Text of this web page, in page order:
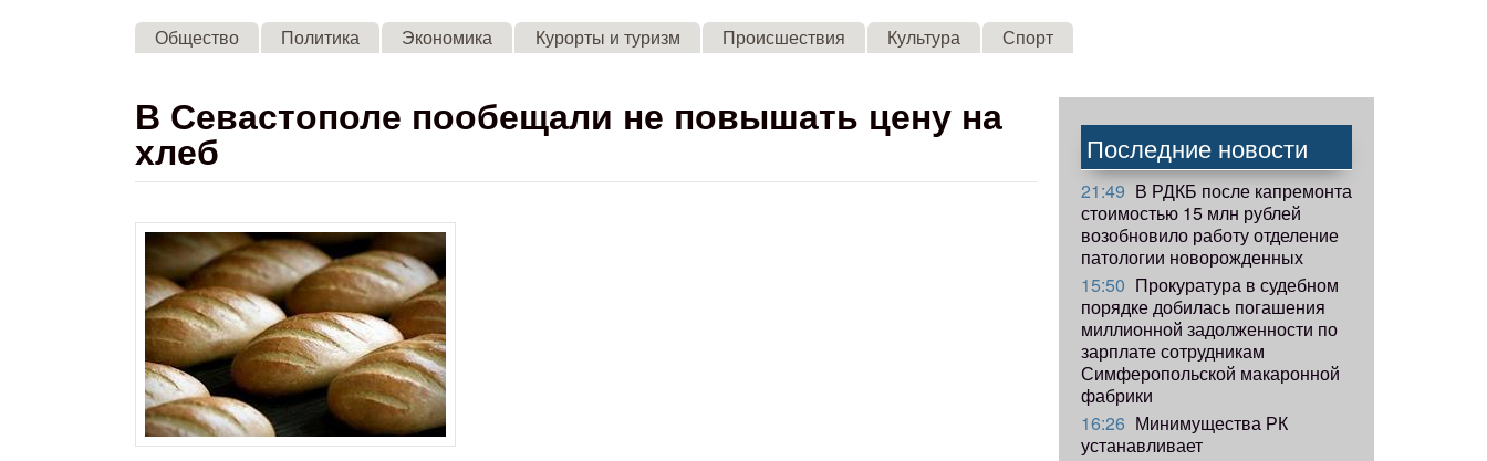
Skip to main content
Общество Политика Экономика Курорты и туризм Происшествия Культура Спорт
В Севастополе пообещали не повышать цену на
хлеб Последние новости
21:49 В РДКБ после капремонта
стоимостью 15 млн рублей
возобновило работу отделение
патологии новорожденных
15:50 Прокуратура в судебном
порядке добилась погашения
миллионной задолженности по
зарплате сотрудникам
Симферопольской макаронной
фабрики
16:26 Минимущества РК
устанавливает